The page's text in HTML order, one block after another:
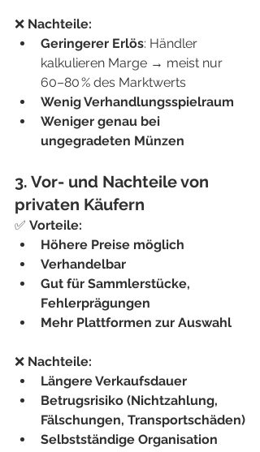
❌ Nachteile:
Geringerer Erlös: Händler
kalkulieren Marge → meist nur
60–80 % des Marktwerts
Wenig Verhandlungsspielraum
Weniger genau bei
ungegradeten Münzen
3. Vor- und Nachteile von
privaten Käufern
✅ Vorteile:
Höhere Preise möglich
Verhandelbar
Gut für Sammlerstücke,
Fehlerprägungen
Mehr Plattformen zur Auswahl
❌ Nachteile:
Längere Verkaufsdauer
Betrugsrisiko (Nichtzahlung,
Fälschungen, Transportschäden)
Selbstständige Organisation